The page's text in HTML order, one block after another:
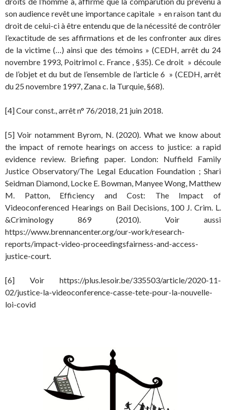
son audience revêt une importance capitale » en raison tant du
droit de celui-ci à être entendu que de la nécessité de contrôler
l’exactitude de ses affirmations et de les confronter aux dires
de la victime (…) ainsi que des témoins » (CEDH, arrêt du 24
novembre 1993, Poitrimol c. France , §35). Ce droit » découle
de l’objet et du but de l’ensemble de l’article 6 » (CEDH, arrêt
du 25 novembre 1997, Zana c. la Turquie, §68).
[4] Cour const., arrêt n° 76/2018, 21 juin 2018.
[5] Voir notamment Byrom, N. (2020). What we know about
the impact of remote hearings on access to justice: a rapid
evidence review. Briefing paper. London: Nuffield Family
Justice Observatory/The Legal Education Foundation ; Shari
Seidman Diamond, Locke E. Bowman, Manyee Wong, Matthew
M. Patton, Efficiency and Cost: The Impact of
Videoconferenced Hearings on Bail Decisions, 100 J. Crim. L.
&Criminology 869 (2010). Voir aussi
https://www.brennancenter.org/our-work/research-
reports/impact-video-proceedingsfairness-and-access-
justice-court.
[6] Voir https://plus.lesoir.be/335503/article/2020-11-
02/justice-la-videoconference-casse-tete-pour-la-nouvelle-
loi-covid